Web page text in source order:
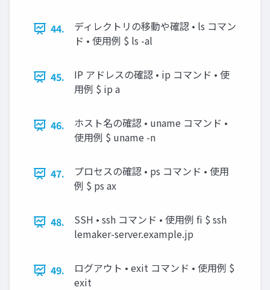
44.
ディレクトリの移動や確認 • ls コマン
ド • 使用例 $ ls -al
45.
IP アドレスの確認 • ip コマンド • 使
用例 $ ip a
46.
ホスト名の確認 • uname コマンド •
使用例 $ uname -n
47.
プロセスの確認 • ps コマンド • 使用
例 $ ps ax
48.
SSH • ssh コマンド • 使用例 fi $ ssh
lemaker-server.example.jp
49.
ログアウト • exit コマンド • 使用例 $
exit